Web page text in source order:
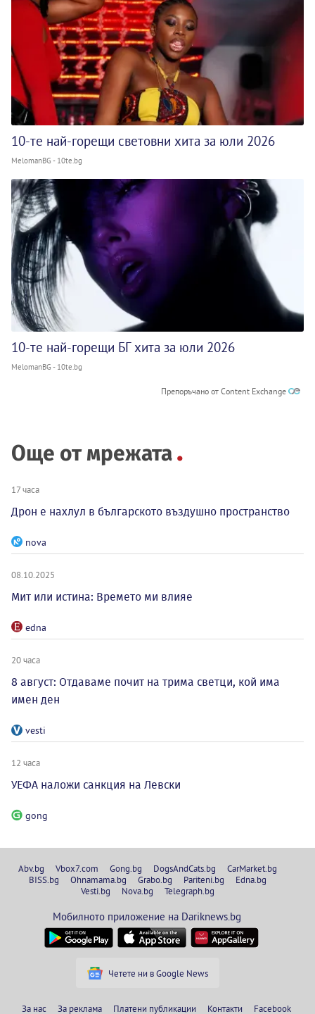
10-те най-горещи световни хита за юли 2026
MelomanBG - 10te.bg
10-те най-горещи БГ хита за юли 2026
MelomanBG - 10te.bg
Препоръчано от Content Exchange
Още от мрежата
17 часа
Дрон е нахлул в българското въздушно пространство
nova
08.10.2025
Мит или истина: Времето ми влияе
edna
20 часа
8 август: Отдаваме почит на трима светци, кой има
имен ден
vesti
12 часа
УЕФА наложи санкция на Левски
gong
Abv.bg Vbox7.com Gong.bg DogsAndCats.bg
CarMarket.bg
BISS.bg
Ohnamama.bg Grabo.bg Pariteni.bg
Edna.bg
Vesti.bg
Nova.bg Telegraph.bg
Мобилното приложение на Dariknews.bg
Четете ни в Google News
За нас За реклама Платени публикации Контакти Facebook